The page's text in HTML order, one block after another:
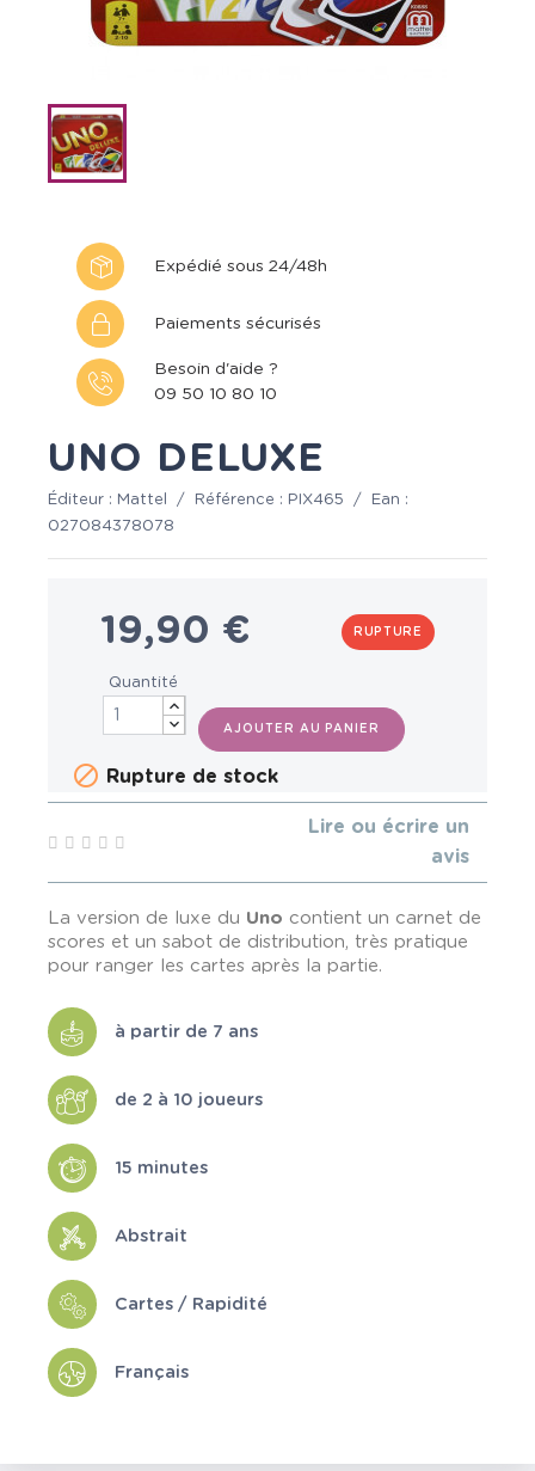
Expédié sous 24/48h
Paiements sécurisés
Besoin d'aide ?
09 50 10 80 10
UNO DELUXE
Éditeur : Mattel / Référence : PIX465 /
Ean :
027084378078
19,90 € RUPTURE
Quantité
AJOUTER AU PANIER
 Rupture de stock
Lire ou écrire un
avis
La version de luxe du Uno contient un carnet de
scores et un sabot de distribution, très pratique
pour ranger les cartes après la partie.
à partir de 7 ans
de 2 à 10 joueurs
15 minutes
Abstrait
Cartes / Rapidité
Français